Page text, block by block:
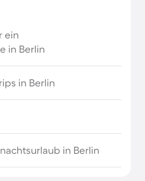
ein
in Berlin
in Berlin
in Berlin